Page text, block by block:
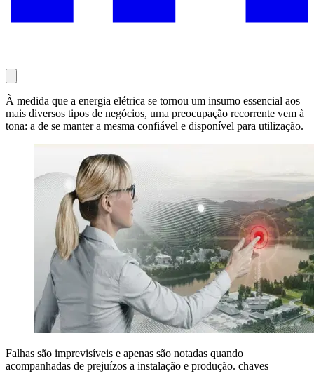
À medida que a energia elétrica se tornou um insumo essencial aos
mais diversos tipos de negócios, uma preocupação recorrente vem à
tona: a de se manter a mesma confiável e disponível para utilização.
Falhas são imprevisíveis e apenas são notadas quando
acompanhadas de prejuízos a instalação e produção. chaves